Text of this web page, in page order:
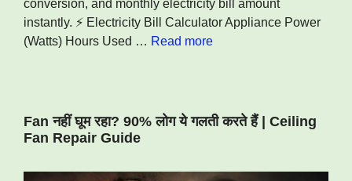
conversion, and monthly electricity bill amount
instantly. ⚡ Electricity Bill Calculator Appliance Power
(Watts) Hours Used … Read more
Fan नहीं घूम रहा? 90% लोग ये गलती करते हैं | Ceiling
Fan Repair Guide